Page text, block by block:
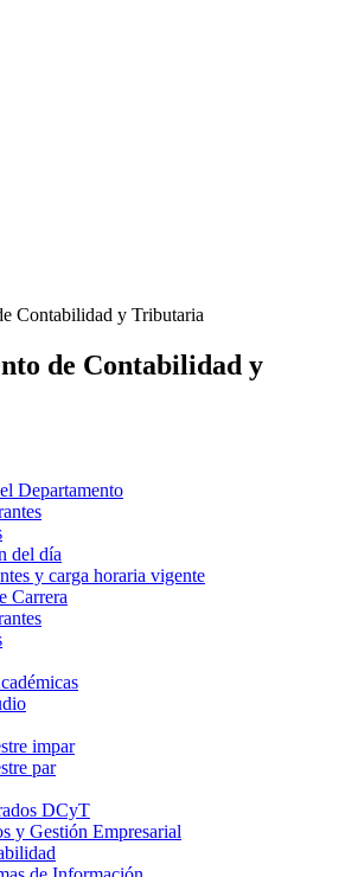
de Contabilidad y
Departamento
del día
y carga horaria vigente
Carrera
impar
par
DCyT
y Gestión Empresarial